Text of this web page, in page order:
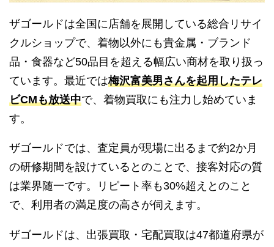
ザゴールドは全国に店舗を展開している総合リサイ
クルショップで、着物以外にも貴金属・ブランド
品・食器など50品目を超える幅広い商材を取り扱っ
ています。最近では梅沢富美男さんを起用したテレ
ビCMも放送中で、着物買取にも注力し始めていま
す。
ザゴールドでは、査定員が現場に出るまで約2か月
の研修期間を設けているとのことで、接客対応の質
は業界随一です。リピート率も30%超えとのこと
で、利用者の満足度の高さが伺えます。
ザゴールドは、出張買取・宅配買取は47都道府県が